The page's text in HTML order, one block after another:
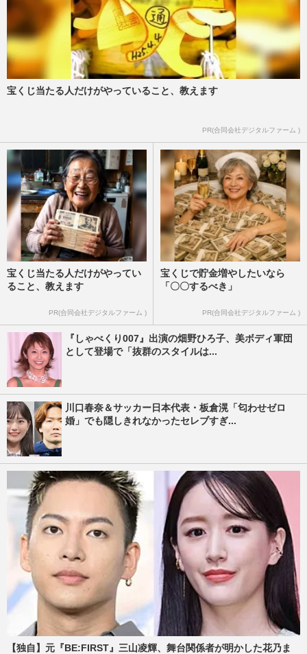
宝くじ当たる人だけがやっていること、教えます
PR(合同会社デジタルファーム )
宝くじ当たる人だけがやってい
ること、教えます
PR(合同会社デジタルファーム )
宝くじで貯金増やしたいなら
「〇〇するべき」
PR(合同会社デジタルファーム )
『しゃべくり007』出演の畑野ひろ子、美ボディ軍団
として登場で「抜群のスタイルは...
川口春奈＆サッカー日本代表・板倉滉「匂わせゼロ
婚」でも隠しきれなかったセレブすぎ...
【独自】元『BE:FIRST』三山凌輝、舞台関係者が明かした花乃ま